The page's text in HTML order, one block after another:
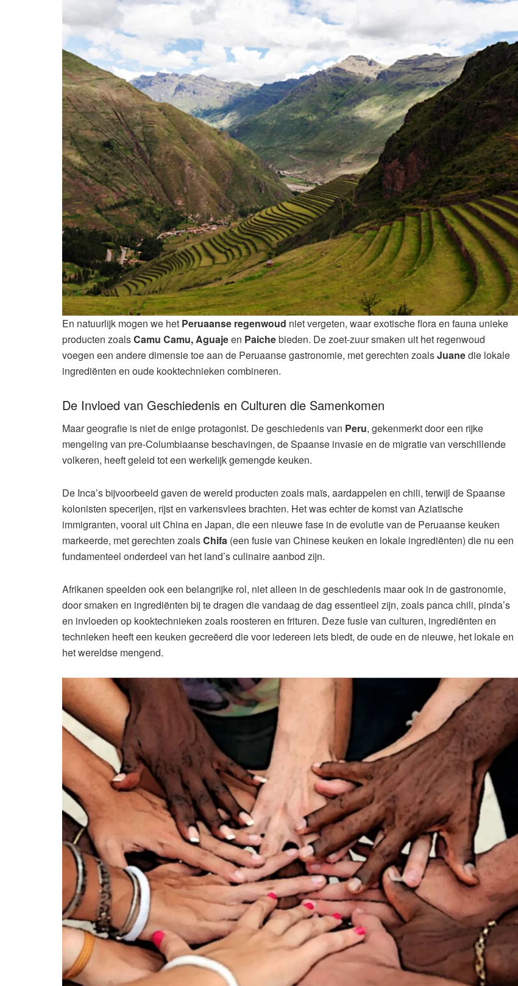
En natuurlijk mogen we het Peruaanse regenwoud niet vergeten, waar exotische flora en fauna unieke
producten zoalsCamu Camu,Aguajeen Paichebieden. De zoet-zuur smaken uit het regenwoud
voegen een andere dimensie toe aan de Peruaanse gastronomie, met gerechten zoalsJuanedie lokale
ingrediënten en oude kooktechnieken combineren.
De Invloed van Geschiedenis en Culturen die Samenkomen
Maar geografie is niet de enige protagonist. De geschiedenis van Peru, gekenmerkt door een rijke
mengeling van pre-Columbiaanse beschavingen, de Spaanse invasie en de migratie van verschillende
volkeren, heeft geleid tot een werkelijk gemengde keuken.
De Inca’s bijvoorbeeld gaven de wereld producten zoals maïs, aardappelen en chili, terwijl de Spaanse
kolonisten specerijen, rijst en varkensvlees brachten. Het was echter de komst van Aziatische
immigranten, vooral uit China en Japan, die een nieuwe fase in de evolutie van de Peruaanse keuken
markeerde, met gerechten zoalsChifa (een fusie van Chinese keuken en lokale ingrediënten) die nu een
fundamenteel onderdeel van het land’s culinaire aanbod zijn.
Afrikanen speelden ook een belangrijke rol, niet alleen in de geschiedenis maar ook in de gastronomie,
door smaken en ingrediënten bij te dragen die vandaag de dag essentieel zijn, zoals panca chili, pinda’s
en invloeden op kooktechnieken zoals roosteren en frituren. Deze fusie van culturen, ingrediënten en
technieken heeft een keuken gecreëerd die voor iedereen iets biedt, de oude en de nieuwe, het lokale en
het wereldse mengend.